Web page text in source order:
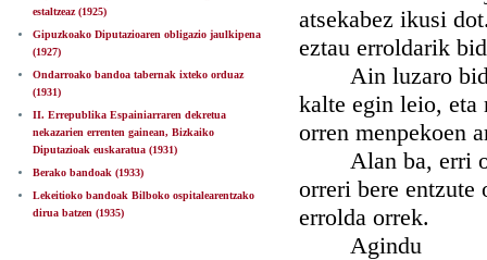
estaltzeaz (1925)
Gipuzkoako Diputazioaren obligazio jaulkipena
(1927)
Ondarroako bandoa tabernak ixteko orduaz
(1931)
II. Errepublika Espainiarraren dekretua
nekazarien errenten gainean, Bizkaiko
Diputazioak euskaratua (1931)
Berako bandoak (1933)
Lekeitioko bandoak Bilboko ospitalearentzako
dirua batzen (1935)
atsekabez ikusi
eztau erroldarik
Ain luzaro
kalte egin leio, eta
orren menpekoen
Alan ba, erri
orreri bere
errolda orrek.
Agindu